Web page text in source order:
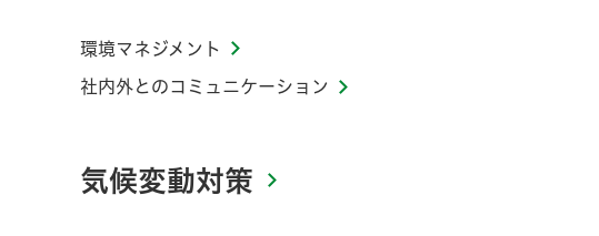
環境マネジメント
社内外とのコミュニケーション
気候変動対策